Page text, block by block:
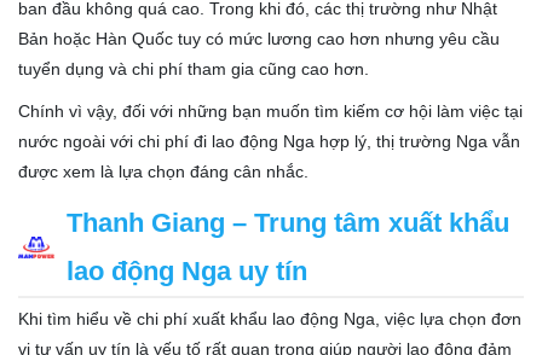
ban đầu không quá cao. Trong khi đó, các thị trường như Nhật
Bản hoặc Hàn Quốc tuy có mức lương cao hơn nhưng yêu cầu
tuyển dụng và chi phí tham gia cũng cao hơn.
Chính vì vậy, đối với những bạn muốn tìm kiếm cơ hội làm việc tại
nước ngoài với chi phí đi lao động Nga hợp lý, thị trường Nga vẫn
được xem là lựa chọn đáng cân nhắc.
Thanh Giang – Trung tâm xuất khẩu
lao động Nga uy tín
Khi tìm hiểu về chi phí xuất khẩu lao động Nga, việc lựa chọn đơn
vị tư vấn uy tín là yếu tố rất quan trọng giúp người lao động đảm